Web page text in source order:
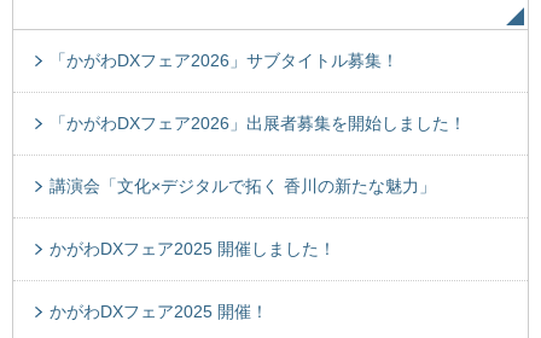
「かがわDXフェア2026」サブタイトル募集！
「かがわDXフェア2026」出展者募集を開始しました！
講演会「文化×デジタルで拓く 香川の新たな魅力」
かがわDXフェア2025 開催しました！
かがわDXフェア2025 開催！